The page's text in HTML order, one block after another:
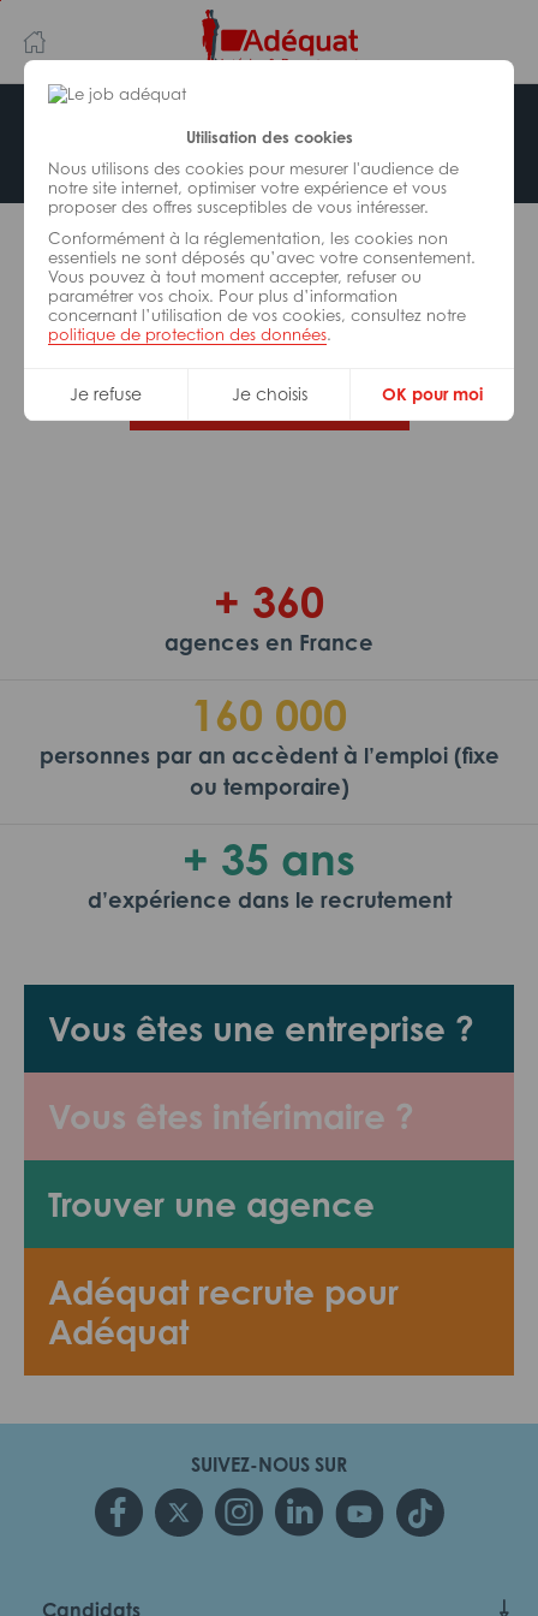
Utilisation des cookies
Nous utilisons des cookies pour mesurer l'audience de
notre site internet, optimiser votre expérience et vous
proposer des offres susceptibles de vous intéresser.
Conformément à la réglementation, les cookies non
essentiels ne sont déposés qu’avec votre consentement.
Vous pouvez à tout moment accepter, refuser ou
paramétrer vos choix. Pour plus d’information
concernant l’utilisation de vos cookies, consultez notre
politique de protection des données.
Je refuse Je choisis OK pour moi
au
contenu
principal
navigation
Offre indisponible
L’offre d’emploi que vous tentez de consulter n’est
plus disponible.
De nombreuses autres missions peuvent vous
correspondre, consultez toutes nos offres.
Trouvez votre job Adéquat !
Vous êtes une entreprise ?
Vous êtes intérimaire ?
Trouver une agence
Adéquat recrute pour
Adéquat
+ 360
agences en France
160 000
personnes par an accèdent à l’emploi (fixe
ou temporaire)
+ 35 ans
d’expérience dans le recrutement
SUIVEZ-NOUS SUR
Candidats